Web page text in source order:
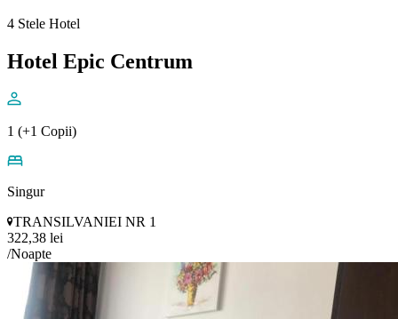
4 Stele Hotel
Hotel Epic Centrum
1 (+1 Copii)
Singur
TRANSILVANIEI NR 1
322,38 lei
/Noapte